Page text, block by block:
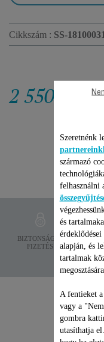
Cikkszám : SS-
2 550 Ft
BIZTONSÁGOS
FIZETÉS
Szeretnénk
származó
felhasználni
és
érdeklődései
alapján, és
tartalmak
megosztására.
A fentieket
vagy a
gombra
utasíthatja